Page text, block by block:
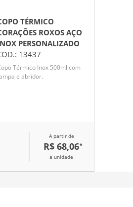
TÉRMICO
ROXOS AÇO
PERSONALIZADO
13437
Térmico Inox 500ml com
e abridor.
A partir de
R$ 68,06*
a unidade